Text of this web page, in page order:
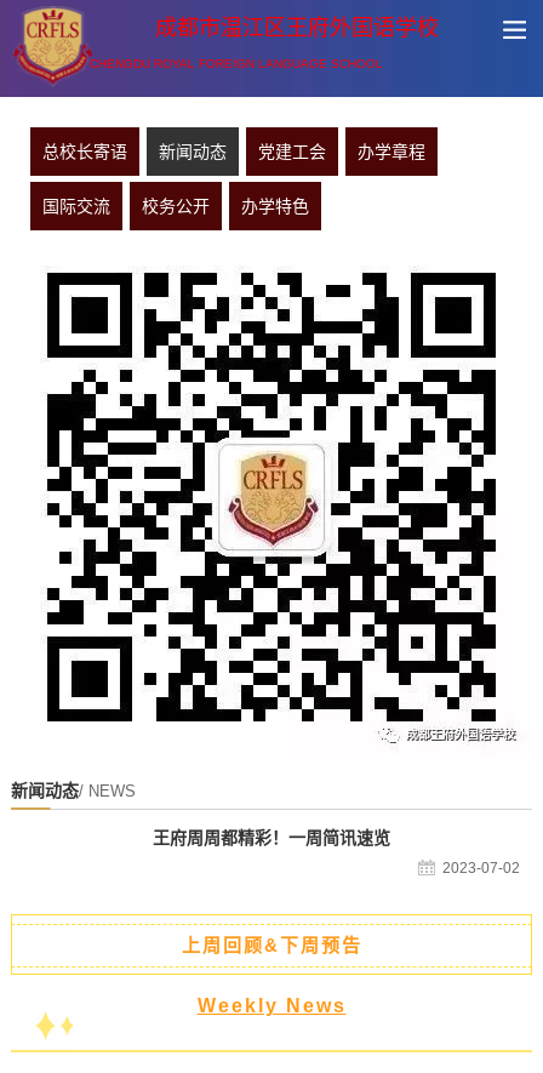
成都市温江区王府外国语学校
CHENGDU ROYAL FOREIGN LANGUAGE SCHOOL
总校长寄语 新闻动态 党建工会 办学章程
国际交流 校务公开 办学特色
新闻动态/ NEWS
王府周周都精彩！一周简讯速览
2023-07-02
上周回顾&下周预告
Weekly News